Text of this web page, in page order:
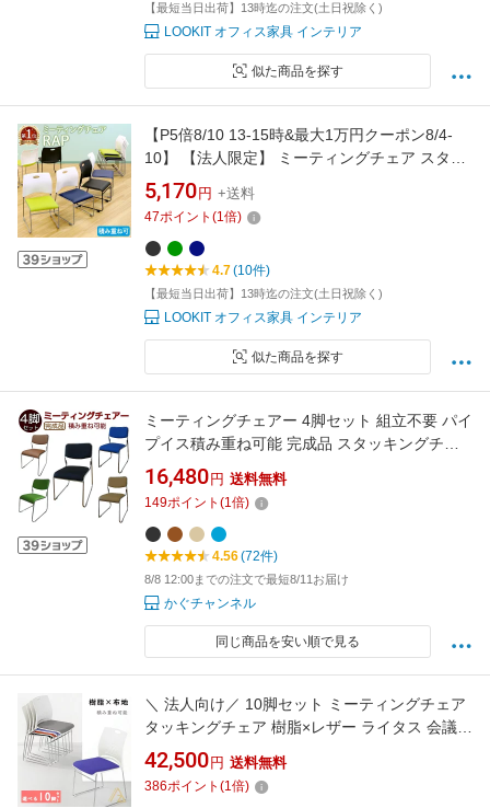
【最短当日出荷】13時迄の注文(土日祝除く)
LOOKIT オフィス家具 インテリア
似た商品を探す
【P5倍8/10 13-15時&最大1万円クーポン8/4-
10】 【法人限定】 ミーティングチェア スタッ
キングチェア 会議用椅子 会議チェア スタック
椅子 軽量 積み重ね 取っ手付き 会議室 休憩室
オフィス おしゃれ Rap-SC
5,170 円 +送料
47ポイント (1倍)
4.7(10件)
【最短当日出荷】13時迄の注文(土日祝除く)
LOOKIT オフィス家具 インテリア
似た商品を探す
ミーティングチェアー 4脚セット 組立不要 パイ
プイス積み重ね可能 完成品 スタッキングチェ
アー ミーティングチェア スタッキングチェア
会議椅子 会議用椅子 事務椅子 ハイバックチェ
ア
16,480 円 送料無料
149ポイント (1倍)
4.56(72件)
8/8 12:00までの注文で最短8/11お届け
かぐチャンネル
同じ商品を安い順で見る
＼ 法人向け／ 10脚セット ミーティングチェア
タッキングチェア 樹脂×レザー ライタス 会議用
椅子 会議椅子 会議用チェア 会議チェア 会議室
椅子 チェア 収納 ループ脚 会議チェア グループ
チェア フィス家具 インテリア
42,500 円 送料無料
386ポイント (1倍)